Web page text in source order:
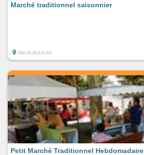
Marché traditionnel saisonnier
VIEUX-BOUCAU
Petit Marché Traditionnel Hebdomadaire